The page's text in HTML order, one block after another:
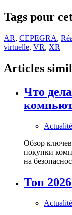
Tags pour
AR, CEPEGRA,
virtuelle, VR, XR
Articles
Что
Actualité
Обзор
покупки
на
Топ
Actualité